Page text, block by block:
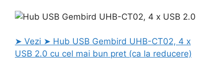
➤ Vezi ➤ Hub USB Gembird UHB-CT02, 4 x
USB 2.0 cu cel mai bun pret (ca la reducere)